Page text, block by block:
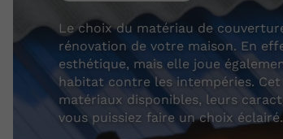
Le choix du matériau de
rénovation de votre maison. En
esthétique, mais elle joue
habitat contre les intempéries.
matériaux disponibles, leurs
vous puissiez faire un choix éclairé.